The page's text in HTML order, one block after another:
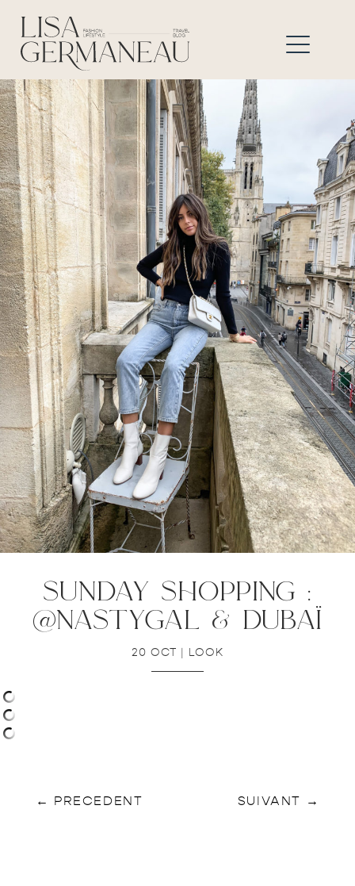
sunday shopping :
@nastygal & dubaï
20 OCT | LOOK
← PRECEDENT SUIVANT →